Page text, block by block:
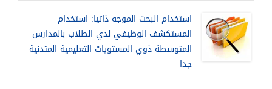
استخدام البحث الموجه ذاتيا: استخدام
المستكشف الوظيفي لدي الطلاب بالمدارس
المتوسطة ذوي المستويات التعليمية المتدنية
جدا